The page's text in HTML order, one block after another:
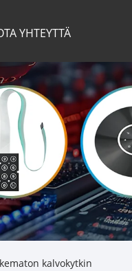
YHTEYTTÄ
kalvokytkin